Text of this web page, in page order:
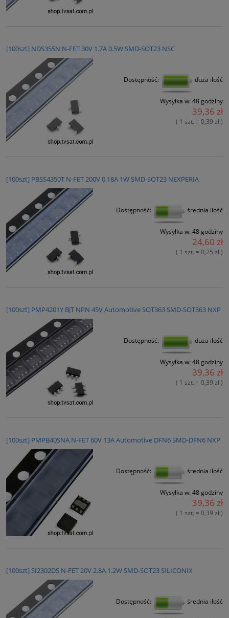
[100szt] NDS355N N-FET 30V 1.7A 0.5W SMD-SOT23 NSC
Dostępność: duża ilość
Wysyłka w: 48 godziny
39,36 zł
( 1 szt. = 0,39 zł )
[100szt] PBSS4350T N-FET 200V 0.18A 1W SMD-SOT23 NEXPERIA
Dostępność: średnia ilość
Wysyłka w: 48 godziny
24,60 zł
( 1 szt. = 0,25 zł )
[100szt] PMP4201Y BJT NPN 45V Automotive SOT363 SMD-SOT363 NXP
Dostępność: duża ilość
Wysyłka w: 48 godziny
39,36 zł
( 1 szt. = 0,39 zł )
[100szt] PMPB40SNA N-FET 60V 13A Automotive DFN6 SMD-DFN6 NXP
Dostępność: średnia ilość
Wysyłka w: 48 godziny
39,36 zł
( 1 szt. = 0,39 zł )
[100szt] SI2302DS N-FET 20V 2.8A 1.2W SMD-SOT23 SILICONIX
Dostępność: średnia ilość